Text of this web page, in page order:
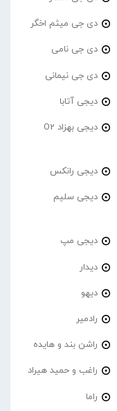
دی جی میثم اخگر
دی جی نامی
دی جی نیمانی
دیجی آتابا
دیجی بهزاد O2
دیجی رانکس
دیجی سلیم
دیجی مپ
دیدار
دیهو
رادمیر
راشن بند و هایده
راغب و حمید هیراد
راما